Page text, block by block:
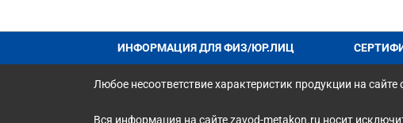
ИНФОРМАЦИЯ ДЛЯ ФИЗ/ЮР.ЛИЦ
Любое несоответствие характеристик продукции на
Вся информация на сайте zavod-metakon.ru носит